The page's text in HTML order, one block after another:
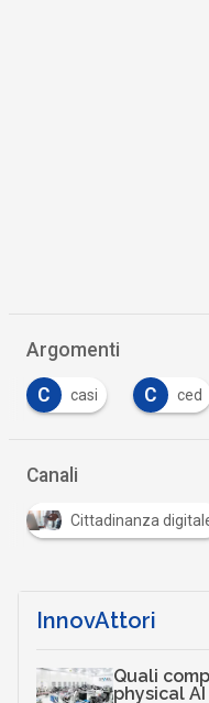
Argomenti
C ced C
Canali
Cittadinanza
InnovAttori
Quali
physical